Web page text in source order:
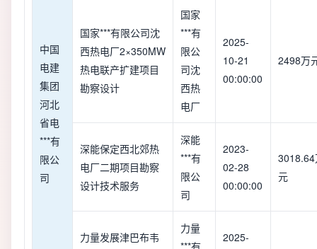
中国
电建
集团
河北
省电
***有
限公
司
国家***有限公司沈
西热电厂2×350MW
热电联产扩建项目
勘察设计
国家
***有
限公
司沈
西热
电厂
2025-
10-21
00:00:00
2498万
深能保定西北郊热
电厂二期项目勘察
设计技术服务
深能
***有
限公
司
2023-
02-28
00:00:00
元
力量发展津巴布韦
力量
2025-